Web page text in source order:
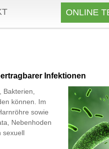
ONLINE
Infektionen
können. Im
sowie
Nebenhoden
sexuell